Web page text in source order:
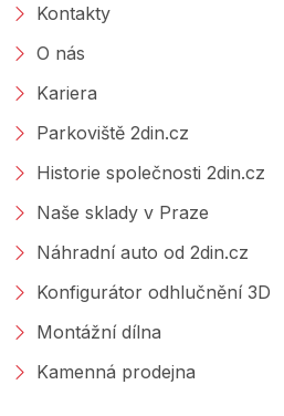
Kontakty
O nás
Kariera
Parkoviště 2din.cz
Historie společnosti 2din.cz
Naše sklady v Praze
Náhradní auto od 2din.cz
Konfigurátor odhlučnění 3D
Montážní dílna
Kamenná prodejna